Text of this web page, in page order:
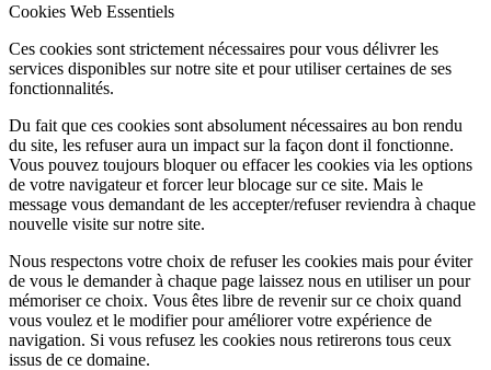
Cookies Web Essentiels
Ces cookies sont strictement nécessaires pour vous délivrer les
services disponibles sur notre site et pour utiliser certaines de ses
fonctionnalités.
Du fait que ces cookies sont absolument nécessaires au bon rendu
du site, les refuser aura un impact sur la façon dont il fonctionne.
Vous pouvez toujours bloquer ou effacer les cookies via les options
de votre navigateur et forcer leur blocage sur ce site. Mais le
message vous demandant de les accepter/refuser reviendra à chaque
nouvelle visite sur notre site.
Nous respectons votre choix de refuser les cookies mais pour éviter
de vous le demander à chaque page laissez nous en utiliser un pour
mémoriser ce choix. Vous êtes libre de revenir sur ce choix quand
vous voulez et le modifier pour améliorer votre expérience de
navigation. Si vous refusez les cookies nous retirerons tous ceux
issus de ce domaine.